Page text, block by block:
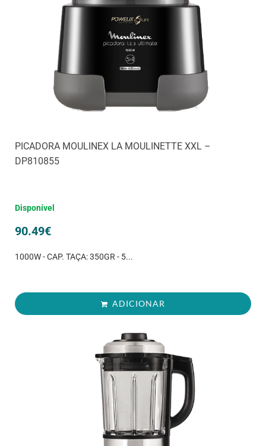
PICADORA MOULINEX LA MOULINETTE XXL –
DP810855
Disponível
90.49€
1000W - CAP. TAÇA: 350GR - 5...
ADICIONAR